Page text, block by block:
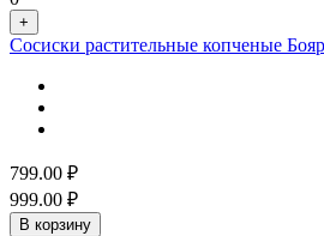
+
Сосиски растительные копченые
799.00 ₽
999.00 ₽
В корзину